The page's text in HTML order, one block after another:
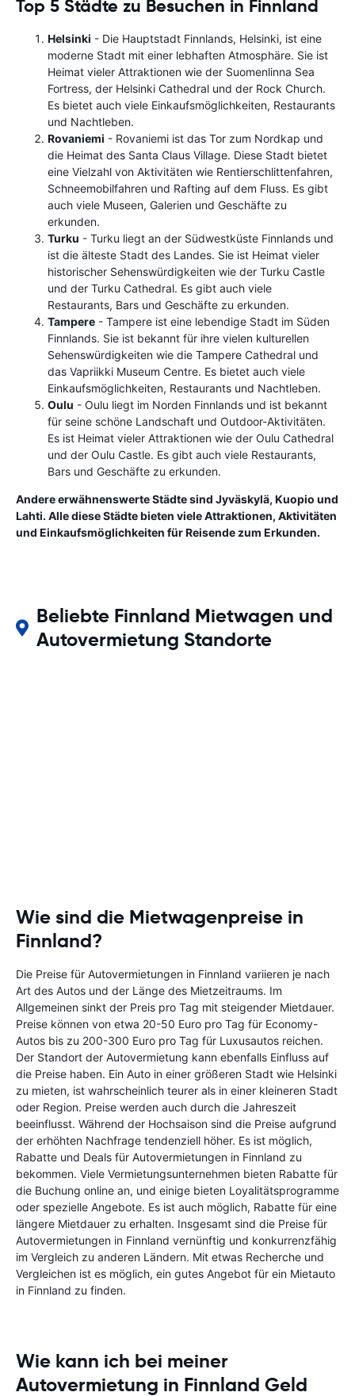
Top 5 Städte zu Besuchen in Finnland
Helsinki - Die Hauptstadt Finnlands, Helsinki, ist eine
moderne Stadt mit einer lebhaften Atmosphäre. Sie ist
Heimat vieler Attraktionen wie der Suomenlinna Sea
Fortress, der Helsinki Cathedral und der Rock Church.
Es bietet auch viele Einkaufsmöglichkeiten, Restaurants
und Nachtleben.
Rovaniemi - Rovaniemi ist das Tor zum Nordkap und
die Heimat des Santa Claus Village. Diese Stadt bietet
eine Vielzahl von Aktivitäten wie Rentierschlittenfahren,
Schneemobilfahren und Rafting auf dem Fluss. Es gibt
auch viele Museen, Galerien und Geschäfte zu
erkunden.
Turku - Turku liegt an der Südwestküste Finnlands und
ist die älteste Stadt des Landes. Sie ist Heimat vieler
historischer Sehenswürdigkeiten wie der Turku Castle
und der Turku Cathedral. Es gibt auch viele
Restaurants, Bars und Geschäfte zu erkunden.
Tampere - Tampere ist eine lebendige Stadt im Süden
Finnlands. Sie ist bekannt für ihre vielen kulturellen
Sehenswürdigkeiten wie die Tampere Cathedral und
das Vapriikki Museum Centre. Es bietet auch viele
Einkaufsmöglichkeiten, Restaurants und Nachtleben.
Oulu - Oulu liegt im Norden Finnlands und ist bekannt
für seine schöne Landschaft und Outdoor-Aktivitäten.
Es ist Heimat vieler Attraktionen wie der Oulu Cathedral
und der Oulu Castle. Es gibt auch viele Restaurants,
Bars und Geschäfte zu erkunden.
Andere erwähnenswerte Städte sind Jyväskylä, Kuopio und
Lahti. Alle diese Städte bieten viele Attraktionen, Aktivitäten
und Einkaufsmöglichkeiten für Reisende zum Erkunden.
Beliebte Finnland Mietwagen und
Autovermietung Standorte
Wie sind die Mietwagenpreise in
Finnland?
Die Preise für Autovermietungen in Finnland variieren je nach
Art des Autos und der Länge des Mietzeitraums. Im
Allgemeinen sinkt der Preis pro Tag mit steigender Mietdauer.
Preise können von etwa 20-50 Euro pro Tag für Economy-
Autos bis zu 200-300 Euro pro Tag für Luxusautos reichen.
Der Standort der Autovermietung kann ebenfalls Einfluss auf
die Preise haben. Ein Auto in einer größeren Stadt wie Helsinki
zu mieten, ist wahrscheinlich teurer als in einer kleineren Stadt
oder Region. Preise werden auch durch die Jahreszeit
beeinflusst. Während der Hochsaison sind die Preise aufgrund
der erhöhten Nachfrage tendenziell höher. Es ist möglich,
Rabatte und Deals für Autovermietungen in Finnland zu
bekommen. Viele Vermietungsunternehmen bieten Rabatte für
die Buchung online an, und einige bieten Loyalitätsprogramme
oder spezielle Angebote. Es ist auch möglich, Rabatte für eine
längere Mietdauer zu erhalten. Insgesamt sind die Preise für
Autovermietungen in Finnland vernünftig und konkurrenzfähig
im Vergleich zu anderen Ländern. Mit etwas Recherche und
Vergleichen ist es möglich, ein gutes Angebot für ein Mietauto
in Finnland zu finden.
Wie kann ich bei meiner
Autovermietung in Finnland Geld